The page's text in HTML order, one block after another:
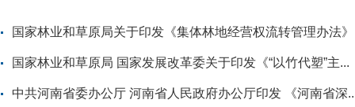
国家林业和草原局 国家发展改革委关于印发《“以竹代塑”主...
中共河南省委办公厅 河南省人民政府办公厅印发 《河南省深